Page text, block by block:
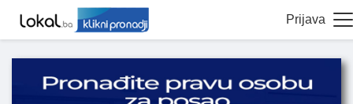
Prijava